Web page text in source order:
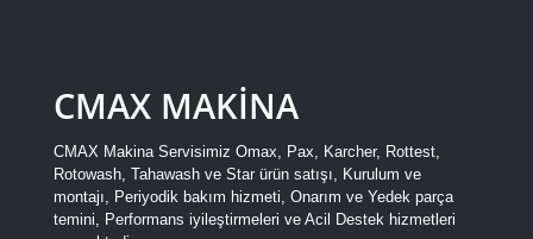
CMAX MAKİNA
CMAX Makina Servisimiz Omax, Pax, Karcher, Rottest,
Rotowash, Tahawash ve Star ürün satışı, Kurulum ve
montajı, Periyodik bakım hizmeti, Onarım ve Yedek parça
temini, Performans iyileştirmeleri ve Acil Destek hizmetleri